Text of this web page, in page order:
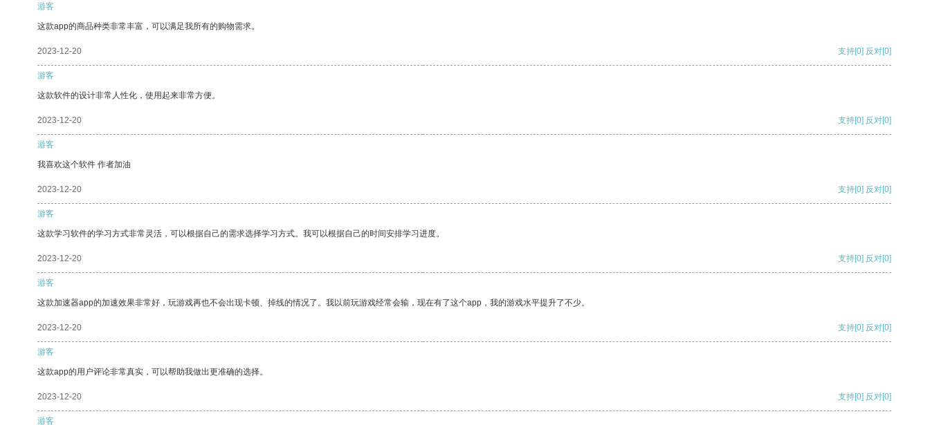
游客
这款app的商品种类非常丰富，可以满足我所有的购物需求。
2023-12-20 支持[0] 反对[0]
游客
这款软件的设计非常人性化，使用起来非常方便。
2023-12-20 支持[0] 反对[0]
游客
我喜欢这个软件 作者加油
2023-12-20 支持[0] 反对[0]
游客
这款学习软件的学习方式非常灵活，可以根据自己的需求选择学习方式。我可以根据自己的时间安排学习进度。
2023-12-20 支持[0] 反对[0]
游客
这款加速器app的加速效果非常好，玩游戏再也不会出现卡顿、掉线的情况了。我以前玩游戏经常会输，现在有了这个app，我的游戏水平提升了不少。
2023-12-20 支持[0] 反对[0]
游客
这款app的用户评论非常真实，可以帮助我做出更准确的选择。
2023-12-20 支持[0] 反对[0]
游客